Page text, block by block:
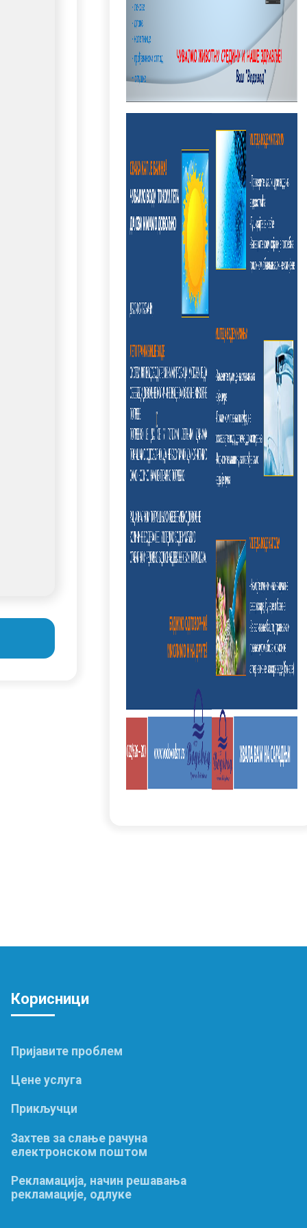
Корисници
Пријавите проблем
Цене услуга
Прикључци
Захтев за слање рачуна
електронском поштом
Рекламација, начин решавања
рекламације, одлуке